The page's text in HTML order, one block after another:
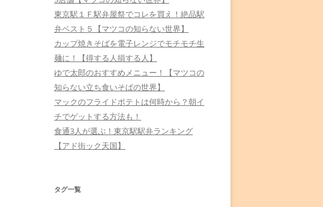
東京駅１Ｆ駅弁屋祭でコレを買え！絶品駅
弁ベスト５【マツコの知らない世界】
カップ焼きそばを電子レンジでモチモチ生
麺に！【得する人損する人】
ゆで太郎のおすすめメニュー！【マツコの
知らない立ち食いそばの世界】
マックのフライドポテトは何時から？朝イ
チでゲットする方法も！
食通3人が選ぶ！東京駅駅弁ランキング
【アド街ック天国】
タグ一覧